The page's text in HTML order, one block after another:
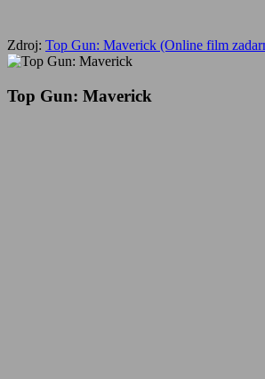
Zdroj: Top Gun: Maverick (Online film
Top Gun: Maverick